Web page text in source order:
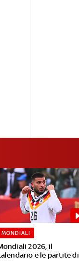
2026, il
e le partite di
MONDIALI